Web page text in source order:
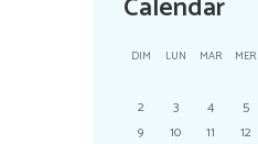
DIM LUN MAR MER
2
3 4 5
9
10 11 12